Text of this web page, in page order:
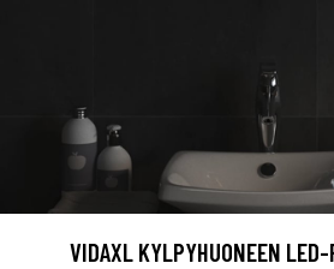
VIDAXL KYLPYHUONEEN